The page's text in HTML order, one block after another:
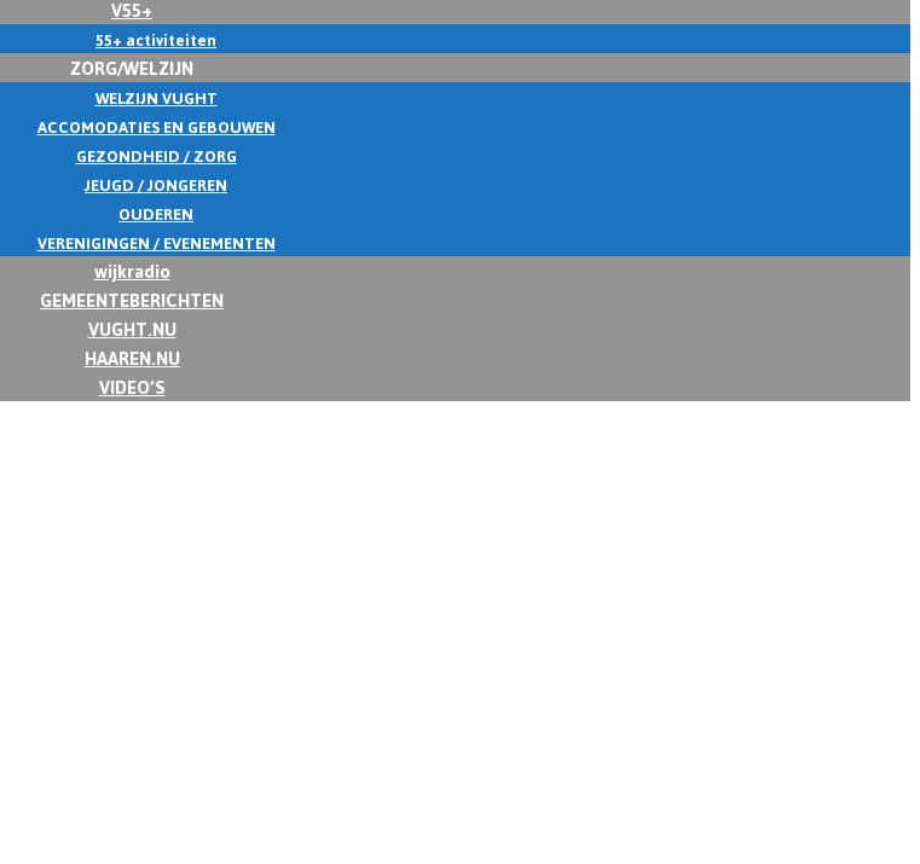
V55+
55+ activiteiten
ZORG/WELZIJN
WELZIJN VUGHT
ACCOMODATIES EN GEBOUWEN
GEZONDHEID / ZORG
JEUGD / JONGEREN
OUDEREN
VERENIGINGEN / EVENEMENTEN
wijkradio
GEMEENTEBERICHTEN
VUGHT.NU
HAAREN.NU
VIDEO’S